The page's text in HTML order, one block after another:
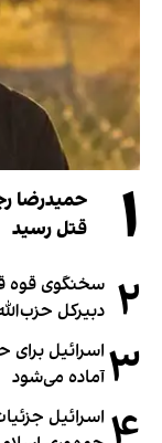
۱
حمیدرضا
قتل رسید
۲ سخنگوی قوه
دبیر‌کل
۳ اسرائیل برای
آماده می‌شود
اسرائیل